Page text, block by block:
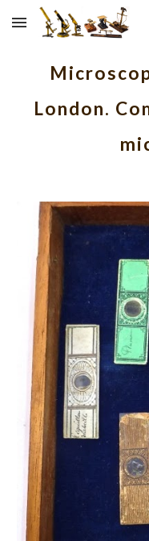
Skip to main content
London.